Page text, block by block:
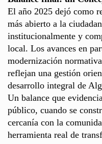
El año 2025 dejó como
más abierto a la
institucionalmente y
local. Los avances en
modernización
reflejan una gestión
desarrollo integral de
Un balance que
público, cuando se
cercanía con la
herramienta real de